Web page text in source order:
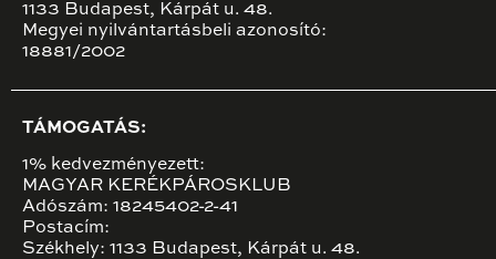
1133 Budapest, Kárpát u. 48.
Megyei nyilvántartásbeli azonosító:
18881/2002
TÁMOGATÁS:
1% kedvezményezett:
MAGYAR KERÉKPÁROSKLUB
Adószám: 18245402-2-41
Postacím:
Székhely: 1133 Budapest, Kárpát u. 48.